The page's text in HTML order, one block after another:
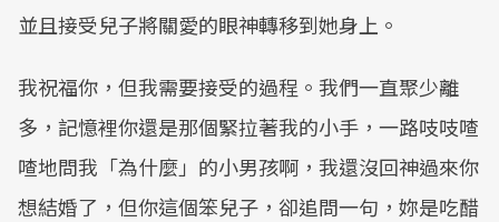
並且接受兒子將關愛的眼神轉移到她身上。
我祝福你，但我需要接受的過程。我們一直聚少離
多，記憶裡你還是那個緊拉著我的小手，一路吱吱喳
喳地問我「為什麼」的小男孩啊，我還沒回神過來你
想結婚了，但你這個笨兒子，卻追問一句，妳是吃醋